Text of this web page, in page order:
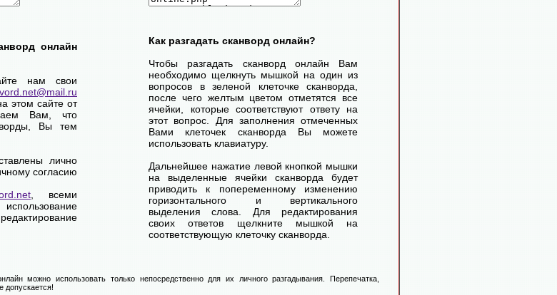
онлайн
нам свои
этом сайте от
Вам, что
Вы тем
лично
согласию
, всеми
Как разгадать сканворд онлайн?
Чтобы разгадать сканворд онлайн Вам
необходимо щелкнуть мышкой на один из
вопросов в зеленой клеточке сканворда,
после чего желтым цветом отметятся все
ячейки, которые соответствуют ответу на
этот вопрос. Для заполнения отмеченных
Вами клеточек сканворда Вы можете
использовать клавиатуру.
Дальнейшее нажатие левой кнопкой мышки
на выделенные ячейки сканворда будет
приводить к попеременному изменению
горизонтального и вертикального
выделения слова. Для редактирования
своих ответов щелкните мышкой на
соответствующую клеточку сканворда.
можно использовать только непосредственно для их личного разгадывания. Перепечатка,
допускается!